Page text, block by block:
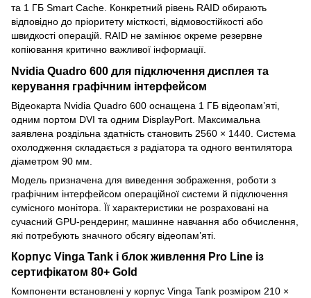
та 1 ГБ Smart Cache. Конкретний рівень RAID обирають
відповідно до пріоритету місткості, відмовостійкості або
швидкості операцій. RAID не замінює окреме резервне
копіювання критично важливої інформації.
Nvidia Quadro 600 для підключення дисплея та
керування графічним інтерфейсом
Відеокарта Nvidia Quadro 600 оснащена 1 ГБ відеопам’яті,
одним портом DVI та одним DisplayPort. Максимальна
заявлена роздільна здатність становить 2560 × 1440. Система
охолодження складається з радіатора та одного вентилятора
діаметром 90 мм.
Модель призначена для виведення зображення, роботи з
графічним інтерфейсом операційної системи й підключення
сумісного монітора. Її характеристики не розраховані на
сучасний GPU-рендеринг, машинне навчання або обчислення,
які потребують значного обсягу відеопам’яті.
Корпус Vinga Tank і блок живлення Pro Line із
сертифікатом 80+ Gold
Компоненти встановлені у корпус Vinga Tank розміром 210 ×